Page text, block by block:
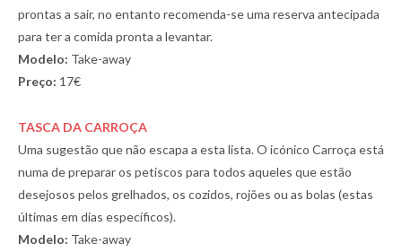
prontas a sair, no entanto recomenda-se uma reserva antecipada
para ter a comida pronta a levantar.
Modelo: Take-away
Preço: 17€
TASCA DA CARROÇA
Uma sugestão que não escapa a esta lista. O icónico Carroça está
numa de preparar os petiscos para todos aqueles que estão
desejosos pelos grelhados, os cozidos, rojões ou as bolas (estas
últimas em dias específicos).
Modelo: Take-away